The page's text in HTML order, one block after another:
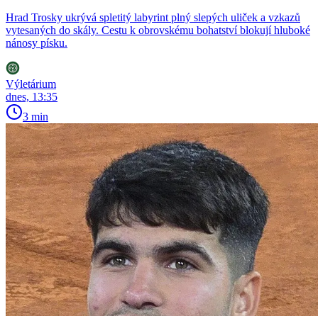
Hrad Trosky ukrývá spletitý labyrint plný slepých uliček a vzkazů
vytesaných do skály. Cestu k obrovskému bohatství blokují hluboké
nánosy písku.
Výletárium
dnes, 13:35
3 min